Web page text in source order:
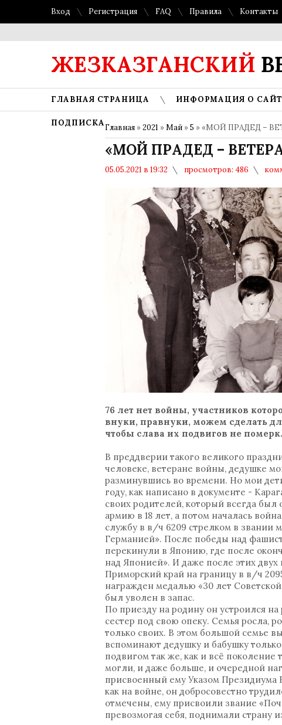
Вход Регистрация FAQ Правила Контакты
ЖЕЗКАЗГАНСКИЙ
ГЛАВНАЯ СТРАНИЦА ИНФОРМАЦИЯ О
ПОДПИСКАГлавная »2021 »Май »5 » «МОЙ ПРАДЕД –
«МОЙ ПРАДЕД –
05.05.2021 в 19:32 просмотров: 486
76 лет нет войны, участников
внуки, правнуки, можем сделать
чтобы слава их подвигов не
В преддверии такого великого
человеке, ветеране войны, дедушке
разминувшись во времени. Но мои
году, как написано в документе -
своих родителей, который всегда
армию в 18 лет, а потом началась
службу в в/ч 6209 стрелком в звании
Германией». После победы над
перекинули в Японию, где после
над Японией». И даже после этих
Приморский край на границу в в/ч
награжден медалью «30 лет
был уволен в запас.
По приезду на родину он устроился
сестер под свою опеку. Семья росла,
только своих. В этом большой семье
вспоминают дедушку и бабушку
подвигом так же, как и всё поколение
могли, и даже больше, и очередной
присвоенный ему Указом Президиума
как на войне, он добросовестно
отмечены, ему присвоили звание
превозмогая себя, поднимали страну